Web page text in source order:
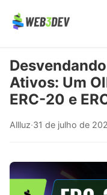
Ativos: Um
ERC-20 e
Allluz·31 de julho de